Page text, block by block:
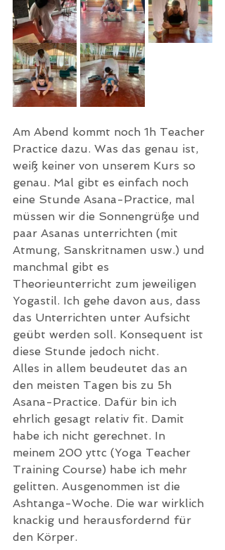
Am Abend kommt noch 1h Teacher
Practice dazu. Was das genau ist,
weiß keiner von unserem Kurs so
genau. Mal gibt es einfach noch
eine Stunde Asana-Practice, mal
müssen wir die Sonnengrüße und
paar Asanas unterrichten (mit
Atmung, Sanskritnamen usw.) und
manchmal gibt es
Theorieunterricht zum jeweiligen
Yogastil. Ich gehe davon aus, dass
das Unterrichten unter Aufsicht
geübt werden soll. Konsequent ist
diese Stunde jedoch nicht.
Alles in allem beudeutet das an
den meisten Tagen bis zu 5h
Asana-Practice. Dafür bin ich
ehrlich gesagt relativ fit. Damit
habe ich nicht gerechnet. In
meinem 200 yttc (Yoga Teacher
Training Course) habe ich mehr
gelitten. Ausgenommen ist die
Ashtanga-Woche. Die war wirklich
knackig und herausfordernd für
den Körper.